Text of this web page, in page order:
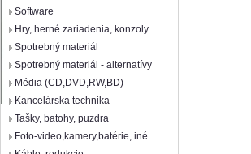
Software
Hry, herné zariadenia, konzoly
Spotrebný materiál
Spotrebný materiál - alternatívy
Média (CD,DVD,RW,BD)
Kancelárska technika
Tašky, batohy, puzdra
Foto-video,kamery,batérie, iné